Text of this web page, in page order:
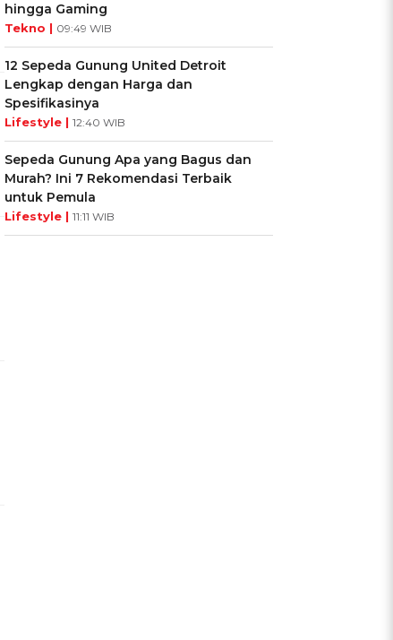
hingga Gaming
Tekno | 09:49 WIB
12 Sepeda Gunung United Detroit
Lengkap dengan Harga dan
Spesifikasinya
Lifestyle | 12:40 WIB
Sepeda Gunung Apa yang Bagus dan
Murah? Ini 7 Rekomendasi Terbaik
untuk Pemula
Lifestyle | 11:11 WIB